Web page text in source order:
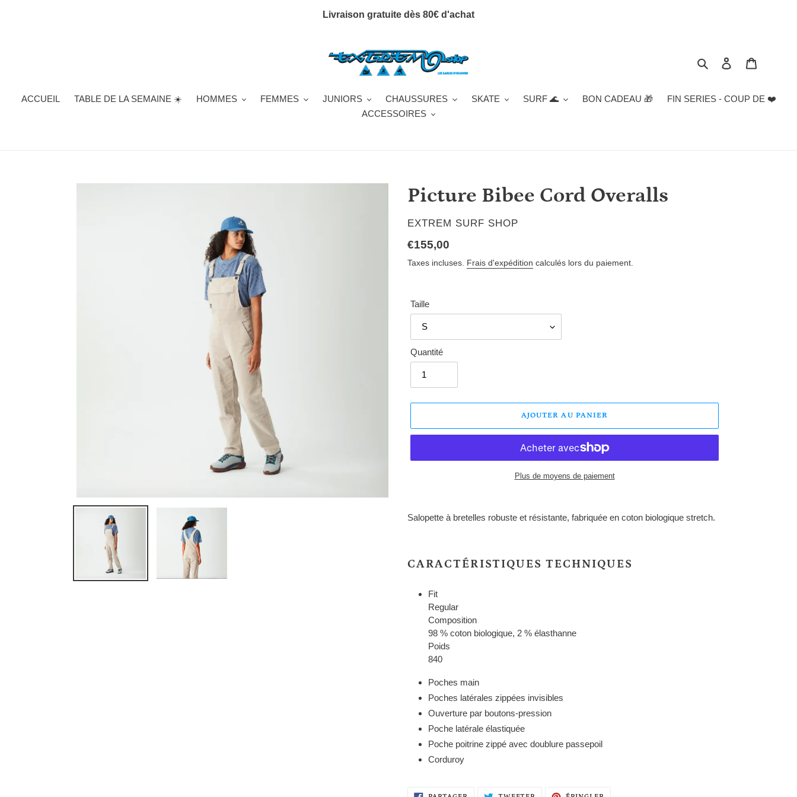
Livraison gratuite dès 80€ d'achat
RechercherSe connecter
ACCUEIL TABLE DE LA SEMAINE ☀️ HOMMES FEMMES JUNIORS CHAUSSURES SKATE SURF 🌊 BON CADEAU 🎁
FIN SERIES - COUP DE ❤️
ACCESSOIRES
Picture Bibee Cord Overalls
DISTRIBUTEUR
EXTREM SURF SHOP
Prix
normal
€155,00
Taxes incluses. Frais d'expédition calculés lors du paiement.
Taille
Quantité
AJOUTER AU PANIER
Plus de moyens de paiement
d'un
produit
panier
Salopette à bretelles robuste et résistante, fabriquée en coton biologique stretch.
CARACTÉRISTIQUES TECHNIQUES
Fit
Regular
Composition
98 % coton biologique, 2 % élasthanne
Poids
840
Poches main
Poches latérales zippées invisibles
Ouverture par boutons-pression
Poche latérale élastiquée
Poche poitrine zippé avec doublure passepoil
Corduroy
PARTAGER TWEETER